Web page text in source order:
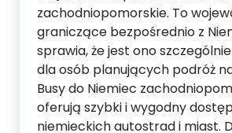
zachodniopomorskie. To
graniczące bezpośrednio z
sprawia, że jest ono
dla osób planujących podróż
Busy do Niemiec
oferują szybki i wygodny
niemieckich autostrad i miast.